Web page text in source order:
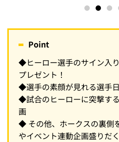
Point
◆ヒーロー選手のサイン入
プレゼント！
◆選手の素顔が見れる選手
◆試合のヒーローに突撃す
画
◆ その他、ホークスの裏側
やイベント連動企画盛りだ